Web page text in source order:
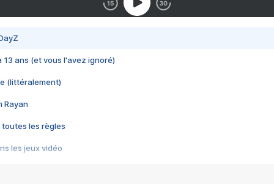
13 ans (et vous l'avez ignoré)
(littéralement)
Rayan
toutes les règles
les jeux vidéo